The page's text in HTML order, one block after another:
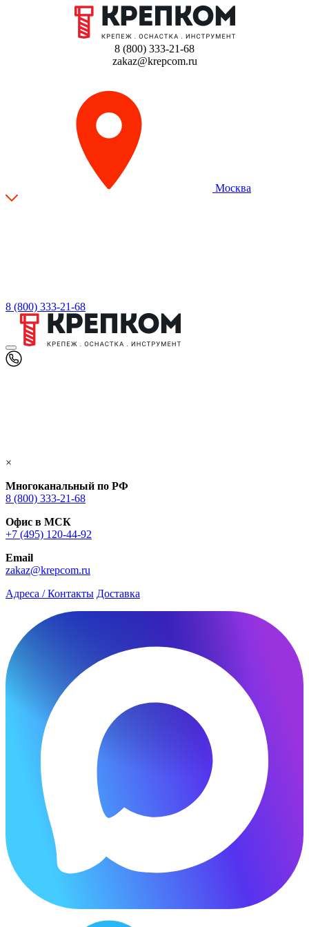
8 (800) 333-21-68
zakaz@krepcom.ru
Москва
8 (800) 333-21-68
×
Многоканальный по РФ
8 (800) 333‑21-68
Офис в МСК
+7 (495) 120-44-92
Email
zakaz@krepcom.ru
Адреса / Контакты Доставка